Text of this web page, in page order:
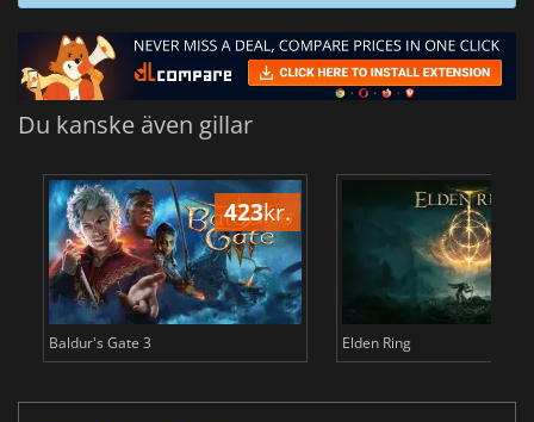
Du kanske även gillar
423kr.
Baldur's Gate 3 Elden Ring